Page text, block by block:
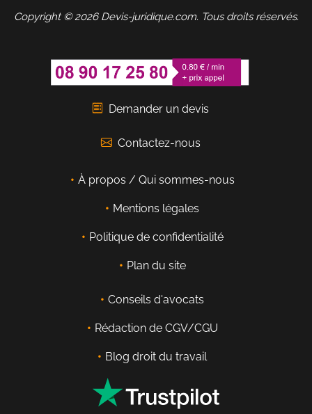
Copyright © 2026 Devis-juridique.com. Tous droits réservés.
Demander un devis
Contactez-nous
À propos / Qui sommes-nous
Mentions légales
Politique de confidentialité
Plan du site
Conseils d'avocats
Rédaction de CGV/CGU
Blog droit du travail